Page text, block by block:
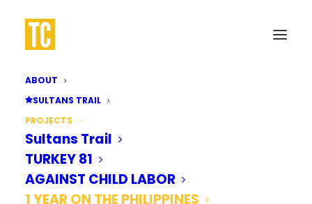
ABOUT
SULTANS TRAIL
PROJECTS
Sultans Trail
TURKEY 81
AGAINST CHILD LABOR
1 YEAR ON THE PHILIPPINES
EIN